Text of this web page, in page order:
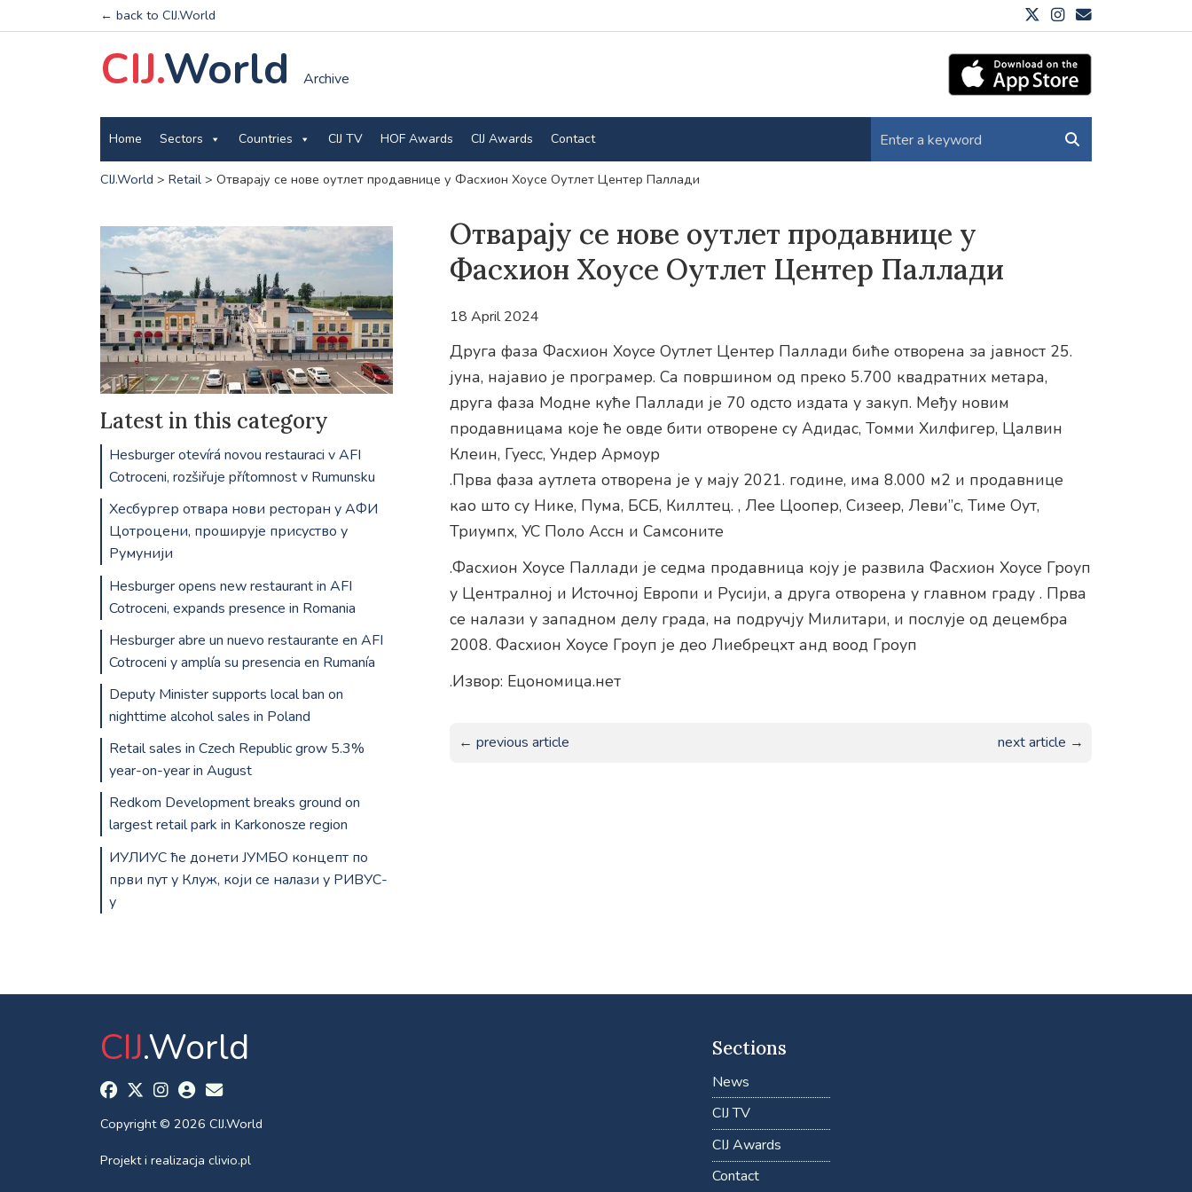
← back to CIJ.World
CIJ.World Archive
Home Sectors Countries CIJ TV HOF Awards CIJ Awards Contact
CIJ.World > Retail> Отварају се нове оутлет продавнице у Фасхион Хоусе Оутлет Центер Паллади
Отварају се нове оутлет продавнице у
Фасхион Хоусе Оутлет Центер Паллади
18 April 2024
Друга фаза Фасхион Хоусе Оутлет Центер Паллади биће отворена за јавност 25.
јуна, најавио је програмер. Са површином од преко 5.700 квадратних метара,
друга фаза Модне куће Паллади је 70 одсто издата у закуп. Међу новим
продавницама које ће овде бити отворене су Адидас, Томми Хилфигер, Цалвин
Клеин, Гуесс, Ундер Армоур
.Прва фаза аутлета отворена је у мају 2021. године, има 8.000 м2 и продавнице
као што су Нике, Пума, БСБ, Киллтец. , Лее Цоопер, Сизеер, Леви”с, Тиме Оут,
Триумпх, УС Поло Ассн и Самсоните
.Фасхион Хоусе Паллади је седма продавница коју је развила Фасхион Хоусе Гроуп
у Централној и Источној Европи и Русији, а друга отворена у главном граду . Прва
се налази у западном делу града, на подручју Милитари, и послује од децембра
2008. Фасхион Хоусе Гроуп је део Лиебрецхт анд воод Гроуп
.Извор: Ецономица.нет
← previous article next article →
Latest in this category
Hesburger otevírá novou restauraci v AFI
Cotroceni, rozšiřuje přítomnost v Rumunsku
Хесбургер отвара нови ресторан у АФИ
Цотроцени, проширује присуство у
Румунији
Hesburger opens new restaurant in AFI
Cotroceni, expands presence in Romania
Hesburger abre un nuevo restaurante en AFI
Cotroceni y amplía su presencia en Rumanía
Deputy Minister supports local ban on
nighttime alcohol sales in Poland
Retail sales in Czech Republic grow 5.3%
year-on-year in August
Redkom Development breaks ground on
largest retail park in Karkonosze region
ИУЛИУС ће донети ЈУМБО концепт по
први пут у Клуж, који се налази у РИВУС-
у
CIJ.World
Copyright © 2026 CIJ.World
Projekt i realizacja clivio.pl
Sections
News
CIJ TV
CIJ Awards
Contact